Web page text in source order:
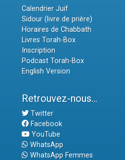
Calendrier Juif
Sidour (livre de prière)
Horaires de Chabbath
Livres Torah-Box
Inscription
Podcast Torah-Box
English Version
Retrouvez-nous...
Twitter
Facebook
YouTube
WhatsApp
WhatsApp Femmes